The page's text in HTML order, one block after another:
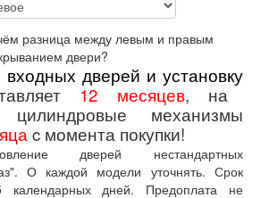
Кармина
Классик Антик медный
Классик Шагрень
Кредор
Лаб Про
Лайн Вайт
Леолаб
Лондон
Лофт
Мегаполис
Норд Плюс
разница между левым и правым
двери?
дверей и установку
12 месяцев, на
цилиндровые механизмы
c момента покупки!
дверей нестандартных
О каждой модели уточнять. Срок
календарных дней. Предоплата не